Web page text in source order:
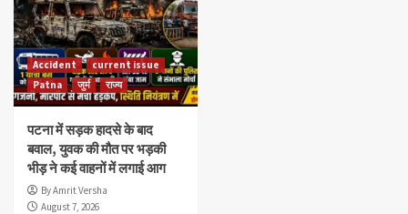
Accident
current issue
Patna
जुर्म राज्य
पटना में सड़क हादसे के बाद
बवाल, युवक की मौत पर भड़की
भीड़ ने कई वाहनों में लगाई आग
By Amrit Versha
August 7, 2026